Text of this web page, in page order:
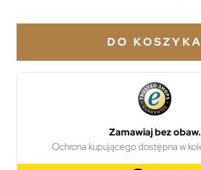
DO KOSZYKA